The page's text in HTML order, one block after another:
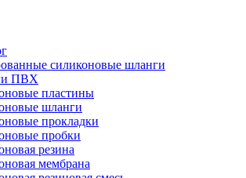
силиконовые шланги
ПВХ
пластины
шланги
прокладки
пробки
резина
мембрана